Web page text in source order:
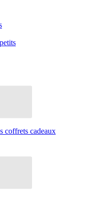
coffrets cadeaux